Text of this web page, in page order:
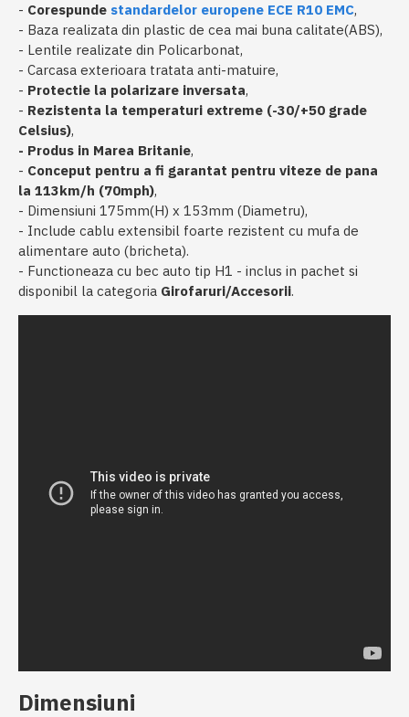
- Corespunde standardelor europene ECE R10 EMC,
- Baza realizata din plastic de cea mai buna calitate(ABS),
- Lentile realizate din Policarbonat,
- Carcasa exterioara tratata anti-matuire,
- Protectie la polarizare inversata,
- Rezistenta la temperaturi extreme (-30/+50 grade
Celsius),
- Produs in Marea Britanie,
- Conceput pentru a fi garantat pentru viteze de pana
la 113km/h (70mph),
- Dimensiuni 175mm(H) x 153mm (Diametru),
- Include cablu extensibil foarte rezistent cu mufa de
alimentare auto (bricheta).
- Functioneaza cu bec auto tip H1 - inclus in pachet si
disponibil la categoria Girofaruri/Accesorii.
Dimensiuni